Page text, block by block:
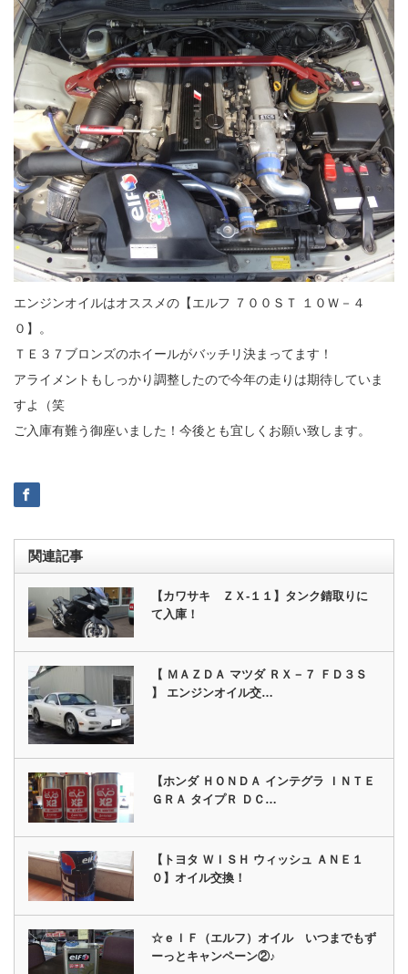
エンジンオイルはオススメの【エルフ ７００ＳＴ １０Ｗ－４
０】。
ＴＥ３７ブロンズのホイールがバッチリ決まってます！
アライメントもしっかり調整したので今年の走りは期待していま
すよ（笑
ご入庫有難う御座いました！今後とも宜しくお願い致します。
関連記事
【カワサキ ＺＸ‐１１】タンク錆取りに
て入庫！
【 ＭＡＺＤＡ マツダ ＲＸ－７ ＦＤ３Ｓ
】 エンジンオイル交…
【ホンダ ＨＯＮＤＡ インテグラ ＩＮＴＥ
ＧＲＡ タイプＲ ＤＣ…
【トヨタ ＷＩＳＨ ウィッシュ ＡＮＥ１
０】オイル交換！
☆ｅｌＦ（エルフ）オイル いつまでもず
ーっとキャンペーン②♪